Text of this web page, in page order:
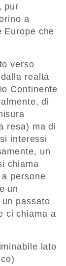
pur
a
Europe che
verso
realtà
Continente
di
resa) ma di
interessi
un
chiama
persone
un
passato
ci chiama a
lato